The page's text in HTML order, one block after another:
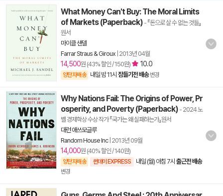
What Money Can't Buy: The Moral Limits
of Markets (Paperback) - 『돈으로 살 수 없는 것들』
원서
마이클 샌델
Farrar Straus & Giroux 2013년 04월
14,500원 (43% 할인 / 150원) 10.0
양탄자배송 내일 밤 11시 잠들기전 배송 변경
Why Nations Fail: The Origins of Power, Pr
osperity, and Poverty (Paperback) - 2024 노
벨 경제학상 수상 작가 『국가는 왜 실패하는가』원서
대런 애쓰모글루
Random House Inc| 2013년 09월
14,000원 (40% 할인 / 140원)
양탄자배송 썬데이 EXPRESS 내일 (월) 아침 7시 출근전 배송
변경